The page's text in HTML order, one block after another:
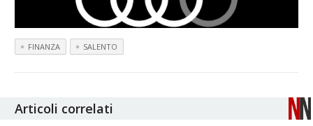
FINANZA SALENTO
Articoli correlati